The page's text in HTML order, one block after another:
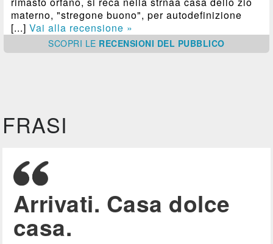
materno, "stregone buono", per autodefinizione
[...]Vai alla recensione »
SCOPRI LE RECENSIONI DEL PUBBLICO
FRASI
Arrivati. Casa dolce
casa.